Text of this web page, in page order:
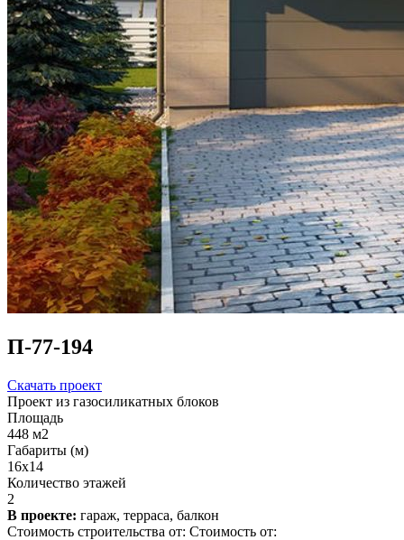
П-77-194
Скачать проект
Проект из газосиликатных блоков
Площадь
448 м2
Габариты (м)
16x14
Количество этажей
2
В проекте: гараж, терраса, балкон
Стоимость строительства от: Стоимость от: